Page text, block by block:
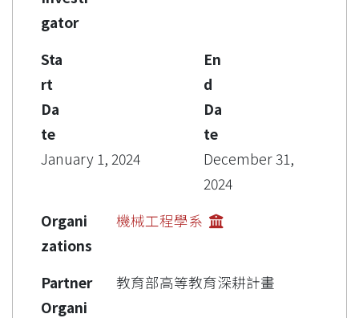
gator
Sta
rt
Da
te
January 1, 2024
En
d
Da
te
December 31,
2024
Organi
zations
機械工程學系
Partner
Organi
教育部高等教育深耕計畫